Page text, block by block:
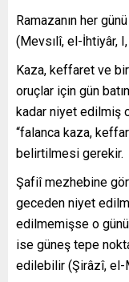
Ramazanın her
(Mevsılî, el-İhtiyâr,
Kaza, keffaret ve bir
oruçlar için gün
kadar niyet edilmiş
“falanca kaza,
belirtilmesi gerekir.
Şafiî mezhebine
geceden niyet
edilmemişse o
ise güneş tepe
edilebilir (Şirâzî, el-